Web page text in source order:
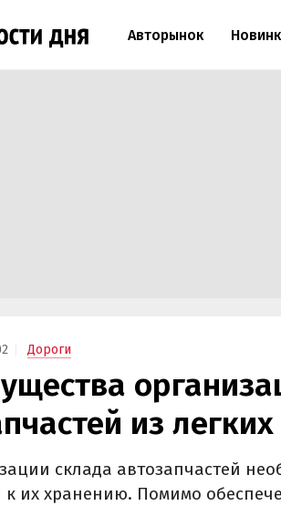
Авторынок
Дороги
из
склада автозапчастей
к их хранению. Помимо